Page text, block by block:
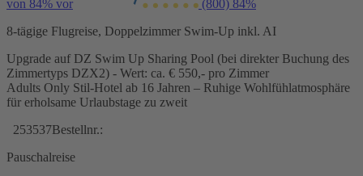
von 84% vor (800) 84%
8-tägige Flugreise, Doppelzimmer Swim-Up inkl. AI
Upgrade auf DZ Swim Up Sharing Pool (bei direkter Buchung des
Zimmertyps DZX2) - Wert: ca. € 550,- pro Zimmer
Adults Only Stil-Hotel ab 16 Jahren – Ruhige Wohlfühlatmosphäre
für erholsame Urlaubstage zu zweit
253537Bestellnr.:
Pauschalreise